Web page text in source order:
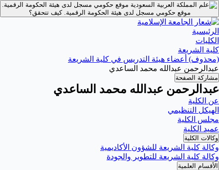
موقع حكومي مسجل لدى هيئة الحكومة الرقمية.
موقع حكومي مسجل لدى هيئة الحكومة الرقمية.كيف تتحقق؟
الرئيسية
الكليات
كلية الشريعة
(محذوف) أعضاء هيئة التدريس في كلية الشريعة
عبدالرحمن عبدالله محمد الساعدي
مشاركة الصفحة
عبدالرحمن عبدالله محمد الساعدي
عن الكلية
الهيكل التنظيمي
مجلس الكلية
عميد الكلية
وكالات الكلية
وكالة كلية الشريعة للشؤون الأكاديمية
وكالة كلية الشريعة للتطوير والجودة
الأقسام العلمية